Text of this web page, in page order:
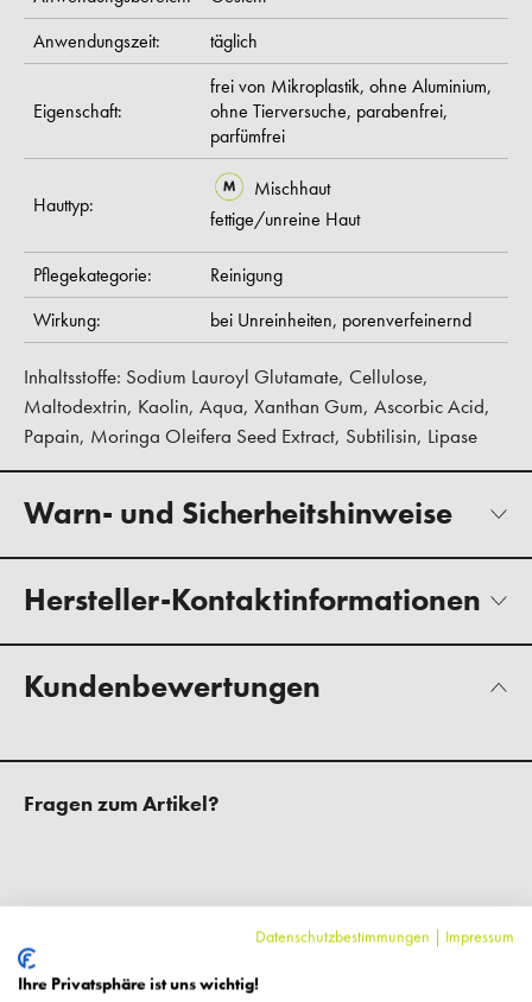
Anwendungszeit:
täglich
Eigenschaft:
frei von Mikroplastik, ohne Aluminium,
ohne Tierversuche, parabenfrei,
parfümfrei
Hauttyp:
Mischhaut
fettige/unreine Haut
Pflegekategorie:
Reinigung
Wirkung:
bei Unreinheiten, porenverfeinernd
Inhaltsstoffe: Sodium Lauroyl Glutamate, Cellulose,
Maltodextrin, Kaolin, Aqua, Xanthan Gum, Ascorbic Acid,
Papain, Moringa Oleifera Seed Extract, Subtilisin, Lipase
Warn- und Sicherheitshinweise
Hersteller-Kontaktinformationen
Kundenbewertungen
Fragen zum Artikel?
Ähnliche Artikel
Datenschutzbestimmungen | Impressum
Ihre Privatsphäre ist uns wichtig!